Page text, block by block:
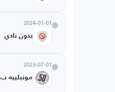
2024-01-01
بدون نادي
2023-07-01
مونبلييه ب